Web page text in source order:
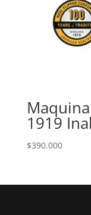
1919
$390.000